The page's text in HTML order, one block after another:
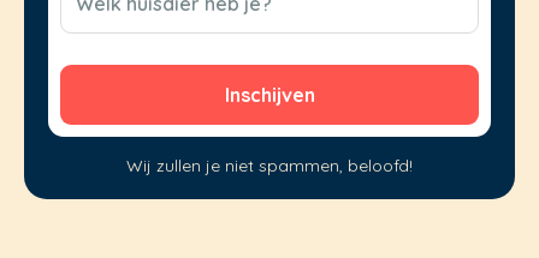
Wij zullen je niet spammen, beloofd!